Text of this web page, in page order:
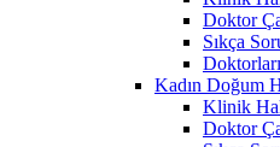
Doktor
Sıkça
Kadın Doğum
Klinik
Doktor